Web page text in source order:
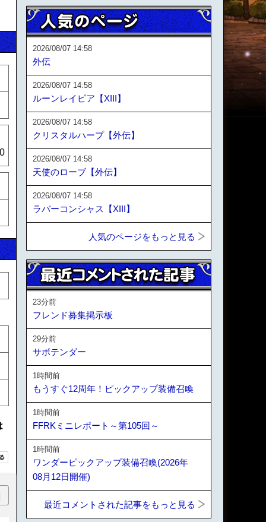
2026/08/07 14:58
外伝
2026/08/07 14:58
ルーンレイピア【XIII】
2026/08/07 14:58
クリスタルハープ【外伝】
2026/08/07 14:58
天使のローブ【外伝】
2026/08/07 14:58
ラバーコンシャス【XIII】
人気のページをもっと見る
23分前
フレンド募集掲示板
29分前
サボテンダー
1時間前
もうすぐ12周年！ピックアップ装備召喚
1時間前
FFRKミニレポート～第105回～
1時間前
ワンダーピックアップ装備召喚(2026年
08月12日開催)
最近コメントされた記事をもっと見る